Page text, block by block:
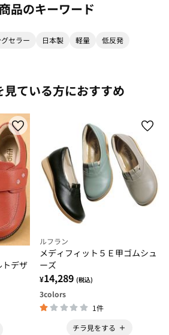
品のキーワード
セラー 日本製 軽量 低反発
見ている方におすすめ
トデザ
ルフラン
メディフィット５Ｅ甲ゴムシュ
ーズ
¥14,289 (税込)
3colors
1件
チラ見をする